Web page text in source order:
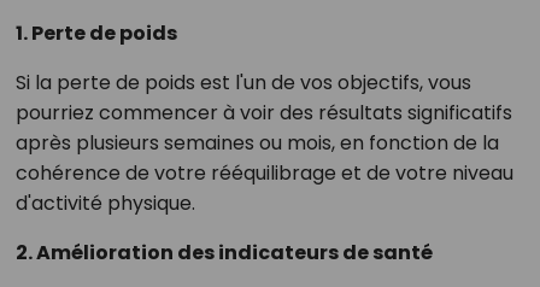
1. Perte de poids
Si la perte de poids est l'un de vos objectifs, vous
pourriez commencer à voir des résultats significatifs
après plusieurs semaines ou mois, en fonction de la
cohérence de votre rééquilibrage et de votre niveau
d'activité physique.
2. Amélioration des indicateurs de santé